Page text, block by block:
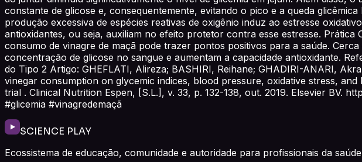
constante de glicose e, consequentemente, evitando o pico e a queda
produção excessiva de espécies reativas de oxigênio induz ao estresse
antioxidantes, ou seja, auxiliam no efeito protetor contra esse estresse.
consumo de vinagre de maçã pode trazer pontos positivos para a saúde.
concentração de glicose no sangue e aumentam a capacidade antioxidante.
do Tipo 2 Artigo: GHEFLATI, Alireza; BASHIRI, Reihane; GHADIRI-ANARI,
vinegar consumption on glycemic indices, blood pressure, oxidative stress,
trial . Clinical Nutrition Espen, [S.L.], v. 33, p. 132-138, out. 2019. Elsevier BV.
#glicemia #vinagredemaçã
SCIENCE PLAY
Ecossistema de educação, comunidade e autoridade para profissionais da